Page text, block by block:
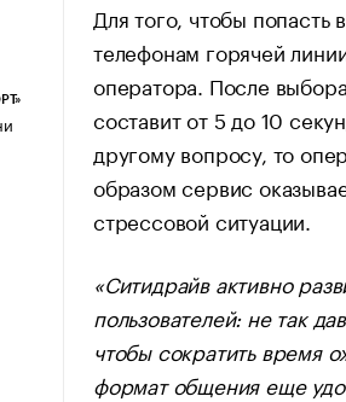
Для того, чтобы попасть
телефонам горячей
оператора. После
составит от 5 до 10
другому вопросу, то
образом сервис
стрессовой ситуации.
«Ситидрайв активно
пользователей: не так
чтобы сократить время
формат общения еще